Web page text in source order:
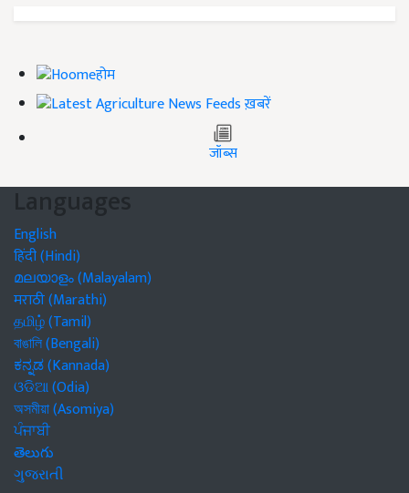
होम
ख़बरें
जॉब्स
Languages
English
हिंदी (Hindi)
മലയാളം (Malayalam)
मराठी (Marathi)
தமிழ் (Tamil)
বাঙালি (Bengali)
ಕನ್ನಡ (Kannada)
ଓଡିଆ (Odia)
অসমীয়া (Asomiya)
ਪੰਜਾਬੀ
తెలుగు
ગુજરાતી